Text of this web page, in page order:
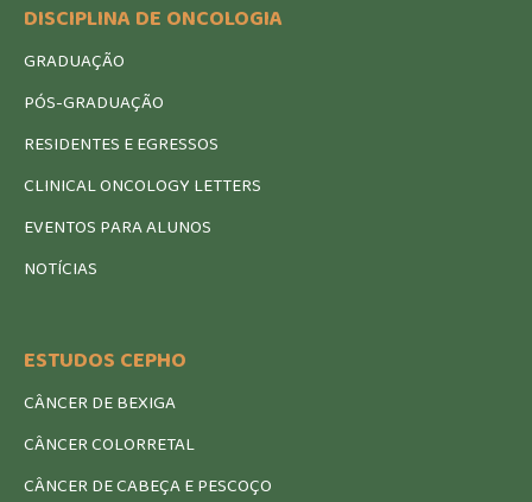
DISCIPLINA DE ONCOLOGIA
GRADUAÇÃO
PÓS-GRADUAÇÃO
RESIDENTES E EGRESSOS
CLINICAL ONCOLOGY LETTERS
EVENTOS PARA ALUNOS
NOTÍCIAS
ESTUDOS CEPHO
CÂNCER DE BEXIGA
CÂNCER COLORRETAL
CÂNCER DE CABEÇA E PESCOÇO